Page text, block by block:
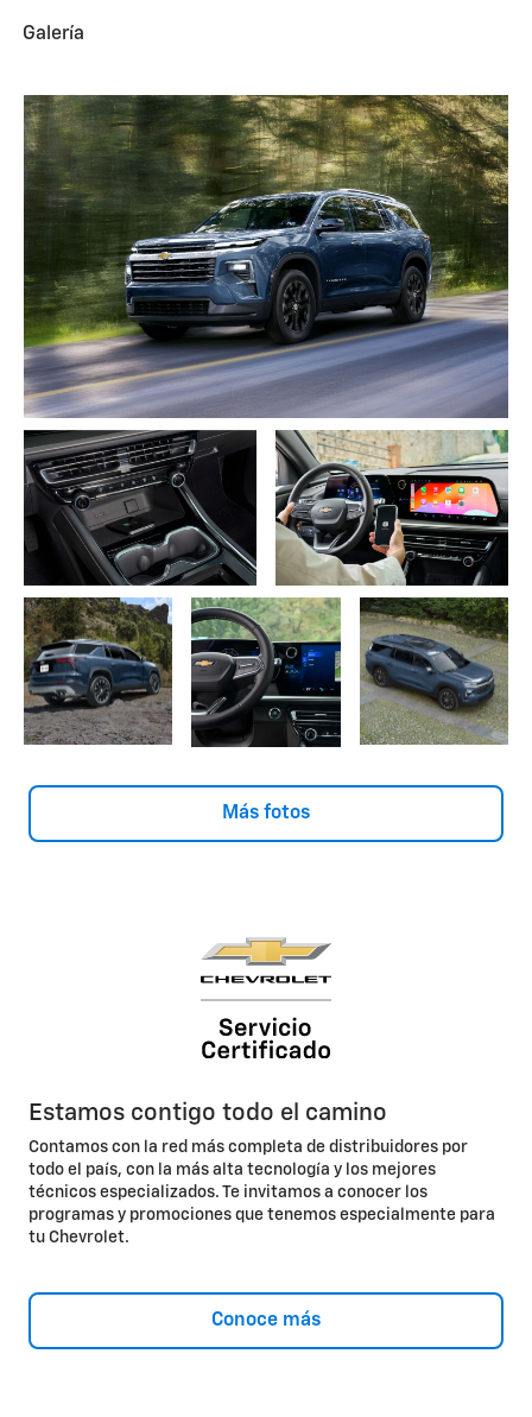
Galería
Más fotos
Estamos contigo todo el camino
Contamos con la red más completa de distribuidores por
todo el país, con la más alta tecnología y los mejores
técnicos especializados. Te invitamos a conocer los
programas y promociones que tenemos especialmente para
tu Chevrolet.
Conoce más